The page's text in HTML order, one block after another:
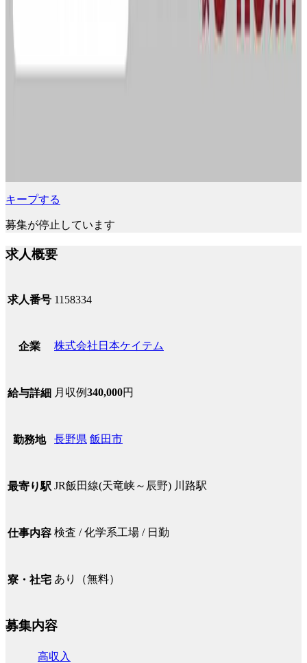
キープする
募集が停止しています
求人概要
求人番号 1158334
企業 株式会社日本ケイテム
給与詳細 月収例340,000円
勤務地 長野県 飯田市
最寄り駅 JR飯田線(天竜峡～辰野) 川路駅
仕事内容 検査 / 化学系工場 / 日勤
寮・社宅 あり（無料）
募集内容
高収入